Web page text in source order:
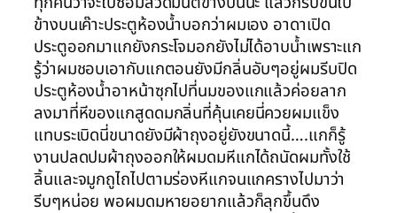
ข้างบนเค๊าะประตูห้องน้ำบอกว่าผมเอง อาดาเปิด
ประตูออกมาแกยังกระโจมอกยังไม่ได้อาบน้ำเพราะแก
รู้ว่าผมชอบเอากับแกตอนยังมีกลิ่นอับๆอยู่ผมรีบปิด
ประตูห้องน้ำอาหน้าซุกไปที่นมของแกแล้วค่อยลาก
ลงมาที่หีของแกสูดดมกลิ่นที่คุ้นเคยนี่ควยผมแข็ง
แทบระเบิดนี่ขนาดยังมีผ้าถุงอยู่ยังขนาดนี้….แกก็รู้
งานปลดปมผ้าถุงออกให้ผมดมหีแกได้ถนัดผมทั้งใช้
ลิ้นและจมูกถูไถไปตามร่องหีแกจนแกครางไปมาว่า
รีบๆหน่อย พอผมดมหายอยากแล้วก็ลุกขึ้นดึง